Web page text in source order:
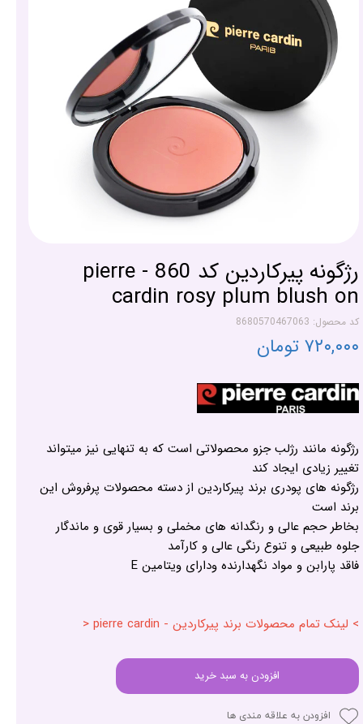
رژگونه پیرکاردین کد 860 - pierre
cardin rosy plum blush on
کد محصول: 8680570467063
۷۲۰,۰۰۰ تومان
رژگونه مانند رژلب جزو محصولاتی است که به تنهایی نیز میتواند
تغییر زیادی ایجاد کند
رژگونه های پودری برند پیرکاردین از دسته محصولات پرفروش این
برند است
بخاطر حجم عالی و رنگدانه های مخملی و بسیار قوی و ماندگار
جلوه طبیعی و تنوع رنگی عالی و کارآمد
فاقد پارابن و مواد نگهدارنده ودارای ویتامین E
> لینک تمام محصولات برند پیرکاردین - pierre cardin <
افزودن به سبد خرید
افزودن به علاقه مندی ها